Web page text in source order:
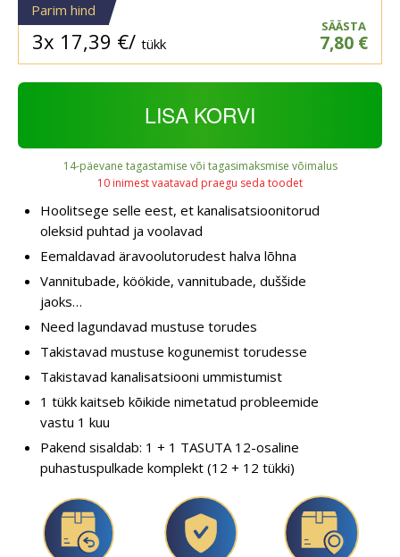
Parim hind
3x 17,39 €/ tükk
SÄÄSTA
7,80 €
LISA KORVI
14-päevane tagastamise või tagasimaksmise võimalus
10 inimest vaatavad praegu seda toodet
Hoolitsege selle eest, et kanalisatsioonitorud
oleksid puhtad ja voolavad
Eemaldavad äravoolutorudest halva lõhna
Vannitubade, köökide, vannitubade, duššide
jaoks…
Need lagundavad mustuse torudes
Takistavad mustuse kogunemist torudesse
Takistavad kanalisatsiooni ummistumist
1 tükk kaitseb kõikide nimetatud probleemide
vastu 1 kuu
Pakend sisaldab: 1 + 1 TASUTA 12-osaline
puhastuspulkade komplekt (12 + 12 tükki)